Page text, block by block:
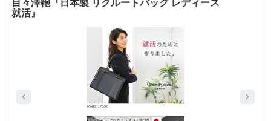
目々澤鞄『日本製 リクルートバッグ レディース
就活』